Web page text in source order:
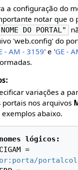
a configuração do
notar que o
DO PORTAL"
'web.config' do
- AM - 3159' e 'GE -
variações a
portais nos arquivos
exemplos abaixo.
lógicos: